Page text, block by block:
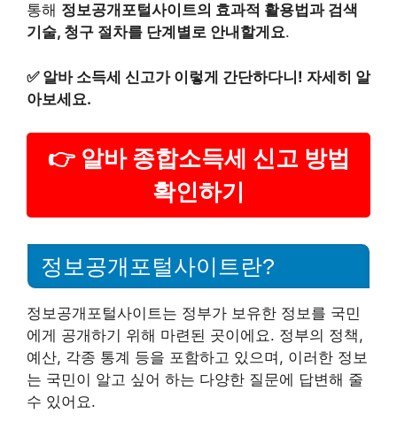
통해 정보공개포털사이트의 효과적 활용법과 검색
기술, 청구 절차를 단계별로 안내할게요.
✅ 알바 소득세 신고가 이렇게 간단하다니! 자세히 알
아보세요.
👉 알바 종합소득세 신고 방법
확인하기
정보공개포털사이트란?
정보공개포털사이트는 정부가 보유한 정보를 국민
에게 공개하기 위해 마련된 곳이에요. 정부의 정책,
예산, 각종 통계 등을 포함하고 있으며, 이러한 정보
는 국민이 알고 싶어 하는 다양한 질문에 답변해 줄
수 있어요.